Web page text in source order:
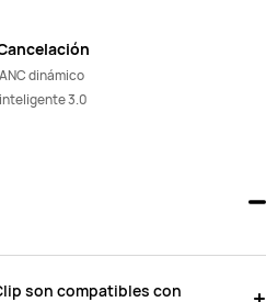
de ruido
ANC dinámico
inteligente 3.0
son compatibles con